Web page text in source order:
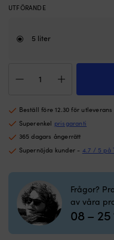
UTFÖRANDE
5 liter
Owatrol
Beställ före 12.30 för
Superenkel prisgaranti
365 dagars ångerrätt
Supernöjda kunder - 4.7 / 5 på
Frågor?
av våra
08 – 25